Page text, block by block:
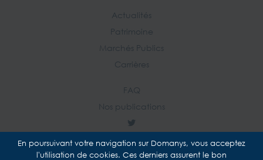
Actualités
Patrimoine
Marchés Publics
Carrières
FAQ
Nos publications
Plan du site Mentions légales Données personnelles
En poursuivant votre navigation sur Domanys, vous acceptez
l'utilisation de cookies. Ces derniers assurent le bon